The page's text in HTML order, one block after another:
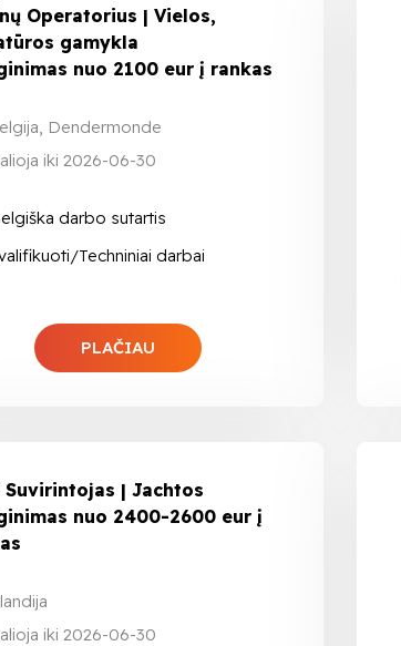
Operatorius | Vielos,
gamykla
nuo 2100 eur į rankas
Dendermonde
iki 2026-06-30
darbo sutartis
Techniniai darbai
PLAČIAU
Suvirintojas | Jachtos
nuo 2400-2600 eur į
iki 2026-06-30